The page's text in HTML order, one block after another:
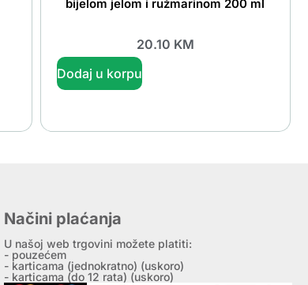
bijelom jelom i ružmarinom 200 ml
20.10 KM
Dodaj u korpu
Načini plaćanja
U našoj web trgovini možete platiti:
- pouzećem
- karticama (jednokratno) (uskoro)
- karticama (do 12 rata) (uskoro)